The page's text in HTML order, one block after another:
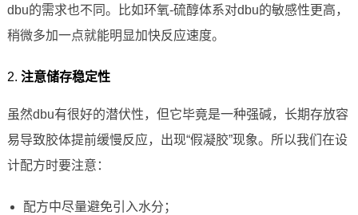
dbu的需求也不同。比如环氧-硫醇体系对dbu的敏感性更高，
稍微多加一点就能明显加快反应速度。
2. 注意储存稳定性
虽然dbu有很好的潜伏性，但它毕竟是一种强碱，长期存放容
易导致胶体提前缓慢反应，出现“假凝胶”现象。所以我们在设
计配方时要注意：
配方中尽量避免引入水分；